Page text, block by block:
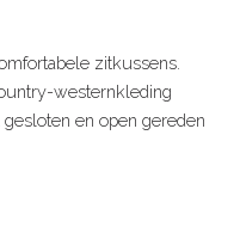
zitkussens.
westernkleding
en open gereden